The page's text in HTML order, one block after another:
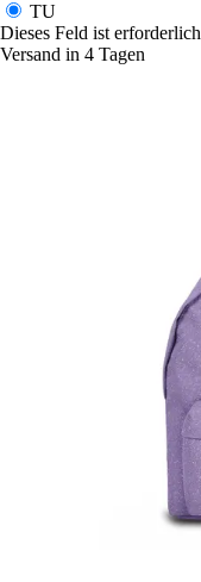
TU
Dieses Feld ist erforderlich
Versand in 4 Tagen